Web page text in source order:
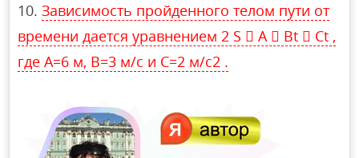
Зависимость пройденного телом пути от
времени дается уравнением 2 S  A  Bt  Ct ,
где А=6 м, В=3 м/c и С=2 м/c2 .